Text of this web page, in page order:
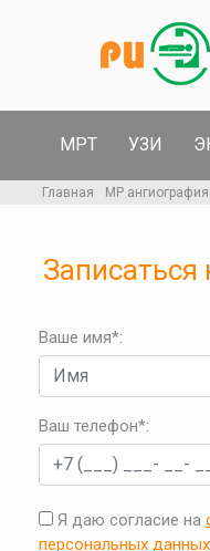
МРТ УЗИ
Главная МР
Ваше имя*:
Ваш телефон*:
Я даю согласие на
персональных данных